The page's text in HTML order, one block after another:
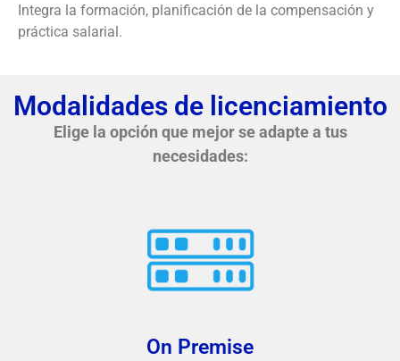
Integra la formación, planificación de la compensación y
práctica salarial.
Modalidades de licenciamiento
Elige la opción que mejor se adapte a tus
necesidades:
On Premise